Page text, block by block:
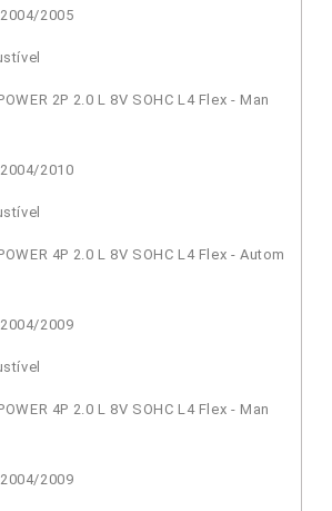
2005
2P 2.0 L 8V SOHC L4 Flex - Man
2010
4P 2.0 L 8V SOHC L4 Flex - Autom
2009
4P 2.0 L 8V SOHC L4 Flex - Man
2009